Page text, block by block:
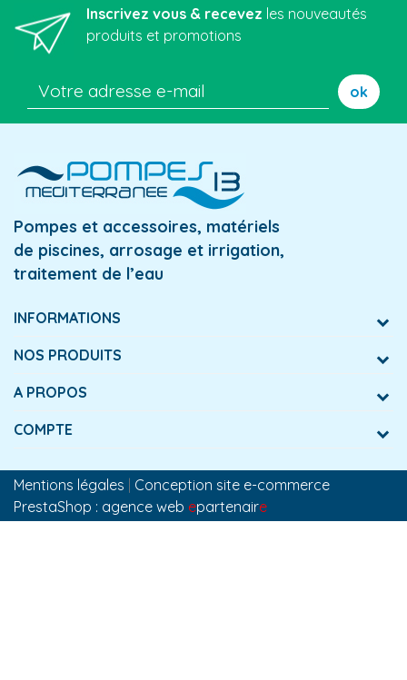
Inscrivez vous & recevez les nouveautés
produits et promotions
ok
Pompes et accessoires, matériels
de piscines, arrosage et irrigation,
traitement de l’eau
INFORMATIONS
NOS PRODUITS
A PROPOS
COMPTE
Mentions légales
Conception site e-commerce
PrestaShop : agence web epartenaire